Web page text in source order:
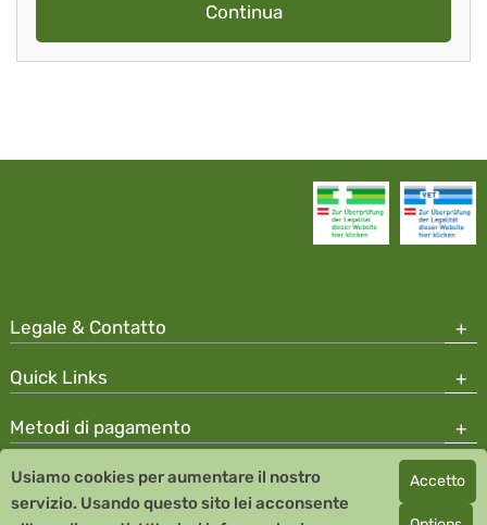
Continua
Legale & Contatto
Quick Links
Metodi di pagamento
Copyright © 2026 Team Santé Salvator Apotheke
Remedia Homeopathy GmbH GMP certified pharmaceutical
Usiamo cookies per aumentare il nostro
servizio. Usando questo sito lei acconsente
Accetto